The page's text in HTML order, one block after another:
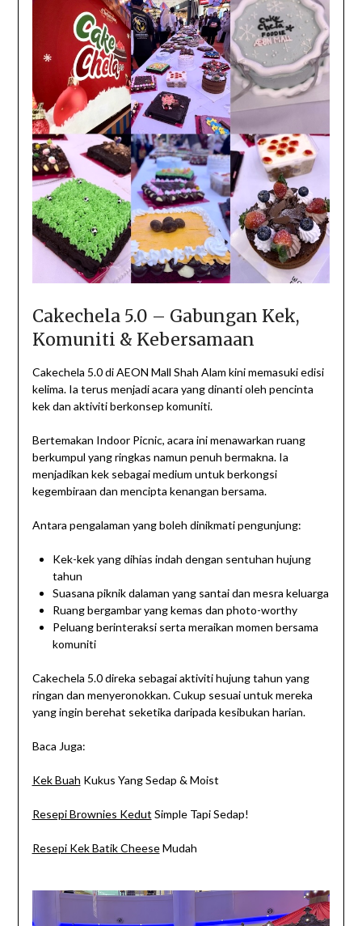
Cakechela 5.0 – Gabungan Kek,
Komuniti & Kebersamaan
Cakechela 5.0 di AEON Mall Shah Alam kini memasuki edisi
kelima. Ia terus menjadi acara yang dinanti oleh pencinta
kek dan aktiviti berkonsep komuniti.
Bertemakan Indoor Picnic, acara ini menawarkan ruang
berkumpul yang ringkas namun penuh bermakna. Ia
menjadikan kek sebagai medium untuk berkongsi
kegembiraan dan mencipta kenangan bersama.
Antara pengalaman yang boleh dinikmati pengunjung:
Kek-kek yang dihias indah dengan sentuhan hujung
tahun
Suasana piknik dalaman yang santai dan mesra keluarga
Ruang bergambar yang kemas dan photo-worthy
Peluang berinteraksi serta meraikan momen bersama
komuniti
Cakechela 5.0 direka sebagai aktiviti hujung tahun yang
ringan dan menyeronokkan. Cukup sesuai untuk mereka
yang ingin berehat seketika daripada kesibukan harian.
Baca Juga:
Kek Buah Kukus Yang Sedap & Moist
Resepi Brownies Kedut Simple Tapi Sedap!
Resepi Kek Batik CheeseMudah